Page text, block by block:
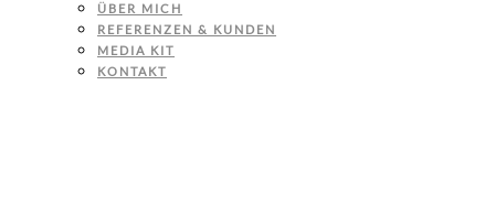
ÜBER MICH
REFERENZEN & KUNDEN
MEDIA KIT
KONTAKT